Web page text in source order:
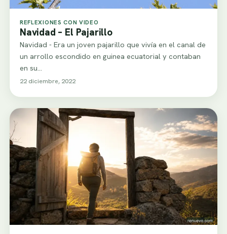
REFLEXIONES CON VIDEO
Navidad – El Pajarillo
Navidad - Era un joven pajarillo que vivía en el canal de
un arrollo escondido en guinea ecuatorial y contaban
en su…
22 diciembre, 2022